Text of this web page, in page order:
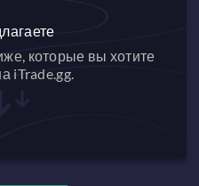
которые вы хотите
iTrade.gg.